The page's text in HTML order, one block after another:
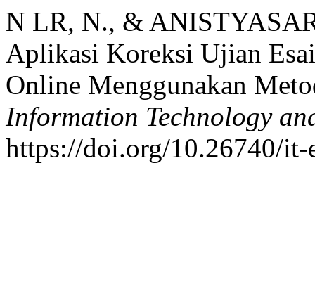
N LR, N., &
Aplikasi Koreksi Ujian
Online Menggunakan
Information Technology
https://doi.org/10.26740/